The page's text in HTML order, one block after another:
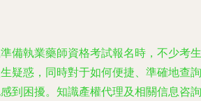
備執業藥師資格考試報名時，不少考
疑惑，同時對于如何便捷、準確地查
到困擾。知識產權代理及相關信息咨